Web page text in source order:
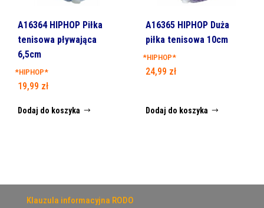
A16364 HIPHOP Piłka
tenisowa pływająca
6,5cm
*HIPHOP*
19,99 zł
Dodaj do koszyka
A16365 HIPHOP Duża
piłka tenisowa 10cm
*HIPHOP*
24,99 zł
Dodaj do koszyka
Klauzula informacyjna RODO